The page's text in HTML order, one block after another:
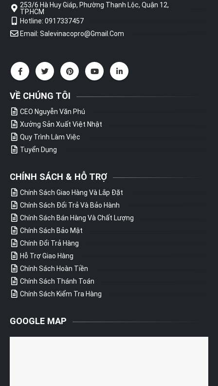
253/6 Hà Huy Giáp, Phường Thạnh Lộc, Quận 12,
TP.HCM
Hotline: 0917337457
Email: Salevinacopro@gmail.com
VỀ CHÚNG TÔI
CEO Nguyễn Văn Phú
Xưởng Sản Xuất Việt Nhật
Quy Trình Làm Việc
Tuyển Dụng
CHÍNH SÁCH & HỖ TRỢ
Chính Sách Giao Hàng Và Lắp Đặt
Chính Sách Đổi Trả Và Bảo Hành
Chính Sách Bán Hàng Và Chất Lượng
Chính Sách Bảo Mật
Chính Đổi Trả Hàng
Hỗ Trợ Giao Hàng
Chính Sách Hoàn Tiền
Chính Sách Thánh Toán
Chính Sách Kiểm Tra Hàng
GOOGLE MAP